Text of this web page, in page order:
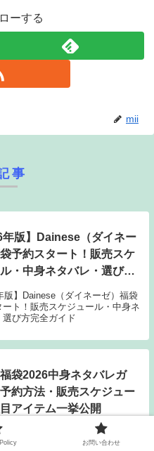
ーする
mii
事
年版】Dainese（ダイネー
予約スタート！販売スケ
・中身ネタバレ・選び方
ド
版】Dainese（ダイネーゼ）福袋
ート！販売スケジュール・中身ネ
選び方完全ガイド
袋2026中身ネタバレガ
約方法・販売スケジュー
アイテム一挙公開
袋2026中身ネタバレガイド！予約
売スケジュール・注目アイテム一
お問い合わせ